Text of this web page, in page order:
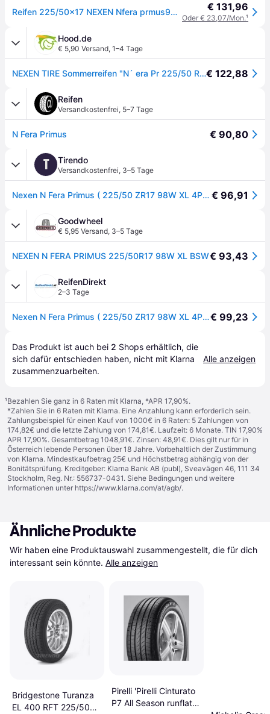
Reifen 225/50x17 NEXEN Nfera prmus98w n´ Fera Primus € 131,96
Oder € 23,07/Mon.¹
Hood.de
€ 5,90 Versand, 1–4 Tage
NEXEN TIRE Sommerreifen "N´ era Pr 225/50 R17 98W€ 122,88
Reifen
Versandkostenfrei, 5–7 Tage
N Fera Primus € 90,80
T Tirendo
Versandkostenfrei, 3–5 Tage
Nexen N Fera Primus ( 225/50 ZR17 98W XL 4PR RPB ) - schwarz € 96,91
Goodwheel
€ 5,95 Versand, 3–5 Tage
NEXEN N FERA PRIMUS 225/50R17 98W XL BSW€ 93,43
ReifenDirekt
2–3 Tage
Nexen N Fera Primus ( 225/50 ZR17 98W XL 4PR RPB )€ 99,23
Das Produkt ist auch bei 2 Shops erhältlich, die
sich dafür entschieden haben, nicht mit Klarna
zusammenzuarbeiten.
Alle anzeigen
¹Bezahlen Sie ganz in 6 Raten mit Klarna, *APR 17,90%.
*Zahlen Sie in 6 Raten mit Klarna. Eine Anzahlung kann erforderlich sein.
Zahlungsbeispiel für einen Kauf von 1000€ in 6 Raten: 5 Zahlungen von
174,82€ und die letzte Zahlung von 174,81€. Laufzeit: 6 Monate. TIN 17,90%
APR 17,90%. Gesamtbetrag 1048,91€. Zinsen: 48,91€. Dies gilt nur für in
Österreich lebende Personen über 18 Jahre. Vorbehaltlich der Zustimmung
von Klarna. Mindestkaufbetrag 25€ und Höchstbetrag abhängig von der
Bonitätsprüfung. Kreditgeber: Klarna Bank AB (publ), Sveavägen 46, 111 34
Stockholm, Reg. Nr.: 556737-0431. Siehe Bedingungen und weitere
Informationen unter https://www.klarna.com/at/agb/.
Ähnliche Produkte
Wir haben eine Produktauswahl zusammengestellt, die für dich
interessant sein könnte. Alle anzeigen
Bridgestone Turanza
EL 400 RFT 225/50
Pirelli 'Pirelli Cinturato
P7 All Season runflat